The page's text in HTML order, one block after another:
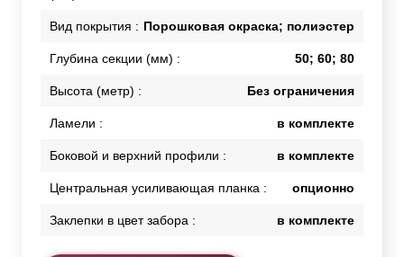
Вид покрытия : Порошковая окраска; полиэстер
Глубина секции (мм) : 50; 60; 80
Высота (метр) : Без ограничения
Ламели : в комплекте
Боковой и верхний профили : в комплекте
Центральная усиливающая планка : опционно
Заклепки в цвет забора : в комплекте